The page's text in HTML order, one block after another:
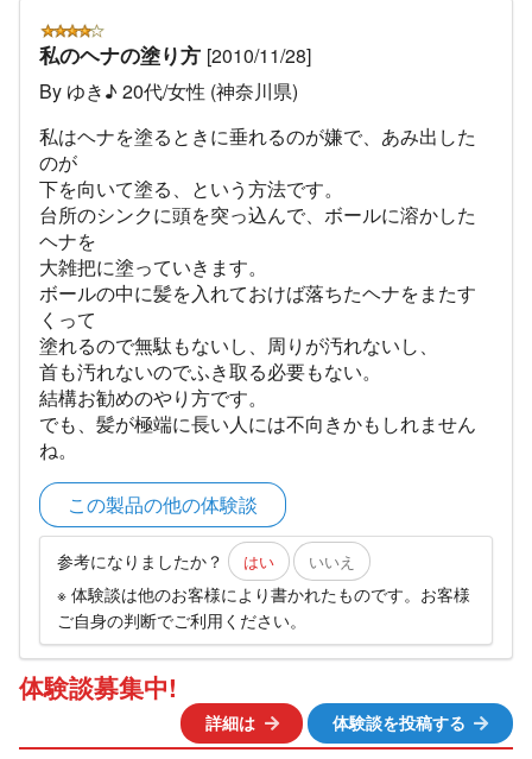
私のヘナの塗り方 [2010/11/28]
By ゆき♪ 20代/女性 (神奈川県)
私はヘナを塗るときに垂れるのが嫌で、あみ出した
のが
下を向いて塗る、という方法です。
台所のシンクに頭を突っ込んで、ボールに溶かした
ヘナを
大雑把に塗っていきます。
ボールの中に髪を入れておけば落ちたヘナをまたす
くって
塗れるので無駄もないし、周りが汚れないし、
首も汚れないのでふき取る必要もない。
結構お勧めのやり方です。
でも、髪が極端に長い人には不向きかもしれません
ね。
この製品の他の体験談
参考になりましたか？ はい いいえ
※ 体験談は他のお客様により書かれたものです。お客様
ご自身の判断でご利用ください。
体験談募集中!
体験談を投稿する
詳細は